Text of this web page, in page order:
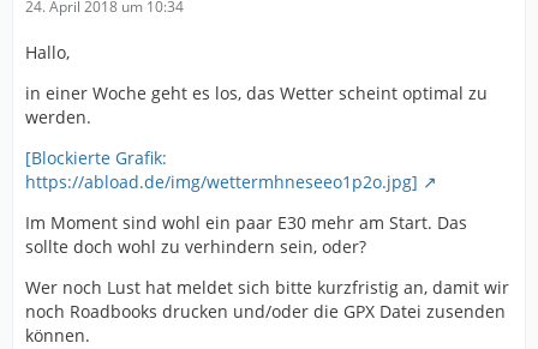
24. April 2018 um 10:34
Hallo,
in einer Woche geht es los, das Wetter scheint optimal zu
werden.
[Blockierte Grafik:
https://abload.de/img/wettermhneseeo1p2o.jpg]
Im Moment sind wohl ein paar E30 mehr am Start. Das
sollte doch wohl zu verhindern sein, oder?
Wer noch Lust hat meldet sich bitte kurzfristig an, damit wir
noch Roadbooks drucken und/oder die GPX Datei zusenden
können.